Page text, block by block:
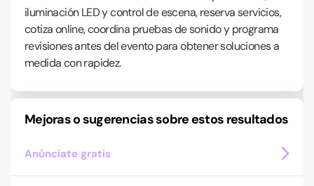
iluminación LED y control de escena, reserva servicios,
cotiza online, coordina pruebas de sonido y programa
revisiones antes del evento para obtener soluciones a
medida con rapidez.
Mejoras o sugerencias sobre estos resultados
Anúnciate gratis